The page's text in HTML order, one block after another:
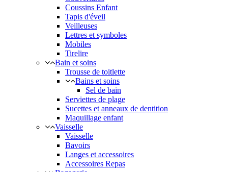
Coussins Enfant
Tapis d'éveil
Veilleuses
Lettres et symboles
Mobiles
Tirelire
Bain et soins
Trousse de toitlette
Bains et soins
Sel de bain
Serviettes de plage
Sucettes et anneaux de dentition
Maquillage enfant
Vaisselle
Vaisselle
Bavoirs
Langes et accessoires
Accessoires Repas